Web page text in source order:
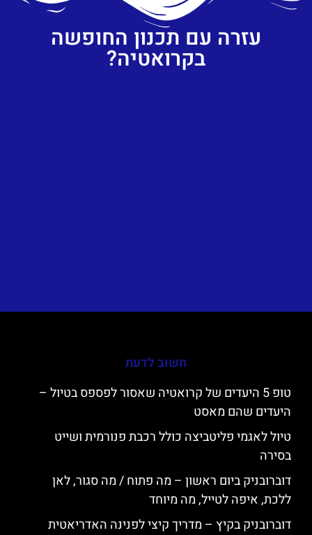
עזרה עם תכנון החופשה
בקרואטיה?
חשוב לדעת
טופ 5 היעדים של קרואטיה שאסור לפספס בטיול –
היעדים שהם מאסט
טיול לאגמי פליטביצה כולל רכבת פנורמית ושייט
בסירה
דוברובניק ביום ראשון – מה פתוח / מה סגור, לאן
ללכת, איפה לטייל, מה מיוחד
דוברובניק בקיץ – מדריך קיצי לפנינה האדריאטית